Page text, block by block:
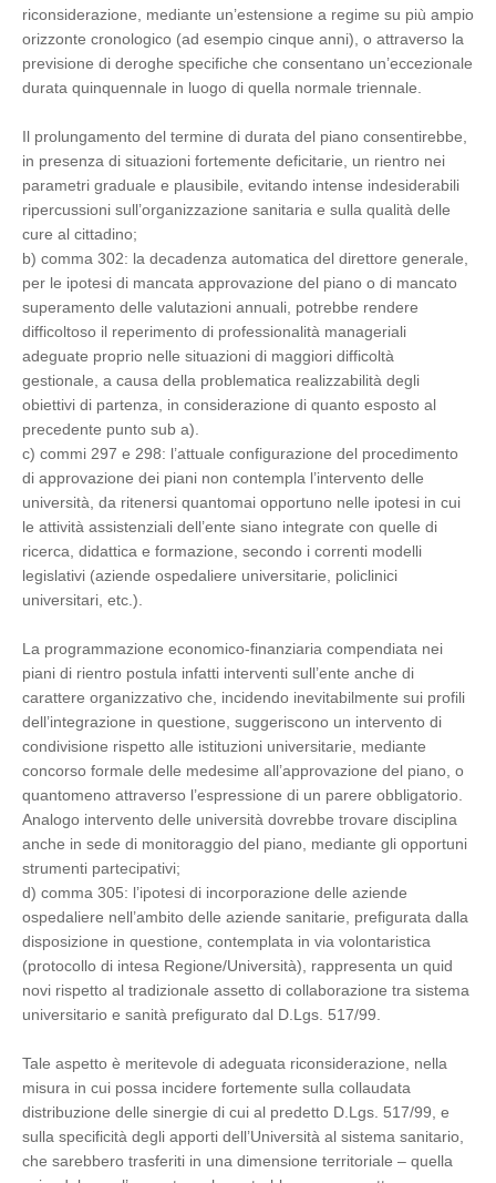
riconsiderazione, mediante un’estensione a regime su più ampio
orizzonte cronologico (ad esempio cinque anni), o attraverso la
previsione di deroghe specifiche che consentano un’eccezionale
durata quinquennale in luogo di quella normale triennale.
Il prolungamento del termine di durata del piano consentirebbe,
in presenza di situazioni fortemente deficitarie, un rientro nei
parametri graduale e plausibile, evitando intense indesiderabili
ripercussioni sull’organizzazione sanitaria e sulla qualità delle
cure al cittadino;
b) comma 302: la decadenza automatica del direttore generale,
per le ipotesi di mancata approvazione del piano o di mancato
superamento delle valutazioni annuali, potrebbe rendere
difficoltoso il reperimento di professionalità manageriali
adeguate proprio nelle situazioni di maggiori difficoltà
gestionale, a causa della problematica realizzabilità degli
obiettivi di partenza, in considerazione di quanto esposto al
precedente punto sub a).
c) commi 297 e 298: l’attuale configurazione del procedimento
di approvazione dei piani non contempla l’intervento delle
università, da ritenersi quantomai opportuno nelle ipotesi in cui
le attività assistenziali dell’ente siano integrate con quelle di
ricerca, didattica e formazione, secondo i correnti modelli
legislativi (aziende ospedaliere universitarie, policlinici
universitari, etc.).
La programmazione economico-finanziaria compendiata nei
piani di rientro postula infatti interventi sull’ente anche di
carattere organizzativo che, incidendo inevitabilmente sui profili
dell’integrazione in questione, suggeriscono un intervento di
condivisione rispetto alle istituzioni universitarie, mediante
concorso formale delle medesime all’approvazione del piano, o
quantomeno attraverso l’espressione di un parere obbligatorio.
Analogo intervento delle università dovrebbe trovare disciplina
anche in sede di monitoraggio del piano, mediante gli opportuni
strumenti partecipativi;
d) comma 305: l’ipotesi di incorporazione delle aziende
ospedaliere nell’ambito delle aziende sanitarie, prefigurata dalla
disposizione in questione, contemplata in via volontaristica
(protocollo di intesa Regione/Università), rappresenta un quid
novi rispetto al tradizionale assetto di collaborazione tra sistema
universitario e sanità prefigurato dal D.Lgs. 517/99.
Tale aspetto è meritevole di adeguata riconsiderazione, nella
misura in cui possa incidere fortemente sulla collaudata
distribuzione delle sinergie di cui al predetto D.Lgs. 517/99, e
sulla specificità degli apporti dell’Università al sistema sanitario,
che sarebbero trasferiti in una dimensione territoriale – quella